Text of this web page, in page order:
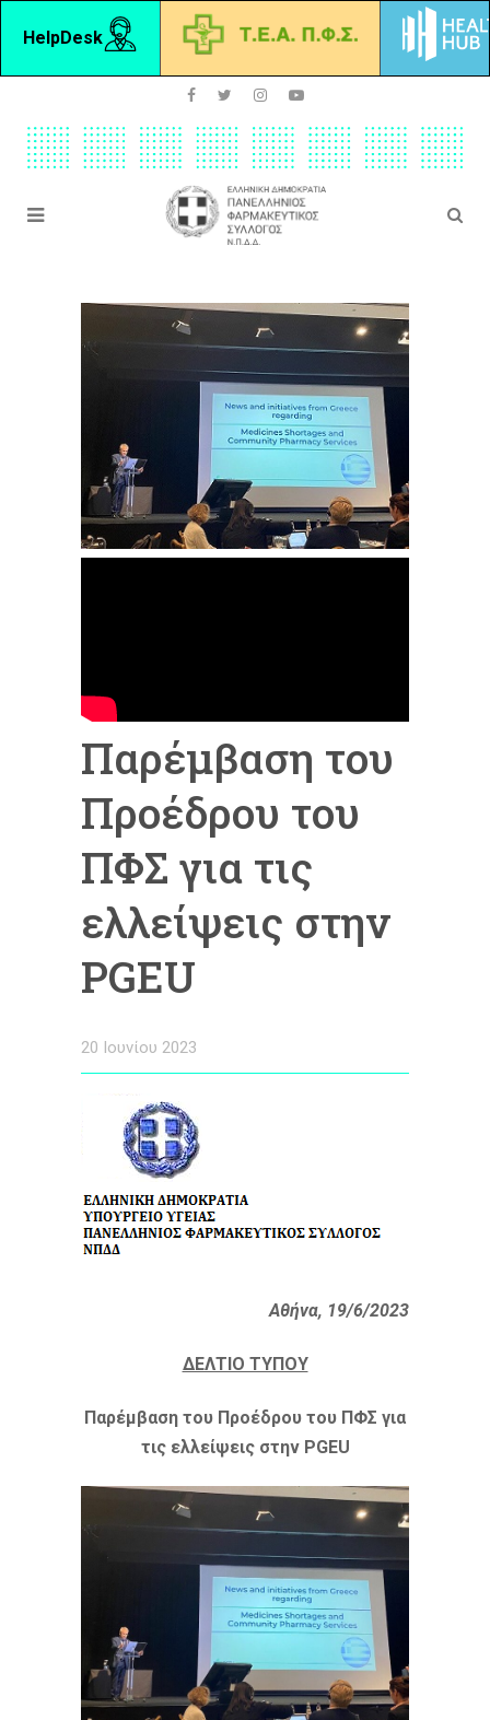
HelpDesk
Παρέμβαση του
Προέδρου του
ΠΦΣ για τις
ελλείψεις στην
PGEU
20 Ιουνίου 2023
Αθήνα, 19/6/2023
ΔΕΛΤΙΟ ΤΥΠΟΥ
Παρέμβαση του Προέδρου του ΠΦΣ για
τις ελλείψεις στην PGEU